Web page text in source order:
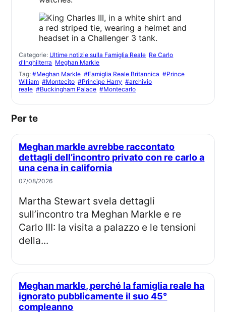
Categorie: Ultime notizie sulla Famiglia Reale Re Carlo
d'Inghilterra Meghan Markle
Tag:#Meghan Markle #Famiglia Reale Britannica #Prince
William #Montecito #Principe Harry #archivio
reale #Buckingham Palace #Montecarlo
Per te
Meghan markle avrebbe raccontato
dettagli dell’incontro privato con re carlo a
una cena in california
07/08/2026
Martha Stewart svela dettagli
sull’incontro tra Meghan Markle e re
Carlo III: la visita a palazzo e le tensioni
della...
Meghan markle, perché la famiglia reale ha
ignorato pubblicamente il suo 45°
compleanno